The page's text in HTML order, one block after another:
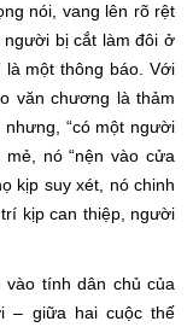
nói, vang lên rõ rệt
người bị cắt làm đôi ở
là một thông báo. Với
văn chương là thảm
“có một người
nó “nện vào cửa
kịp suy xét, nó chinh
kịp can thiệp, người
tính dân chủ của
– giữa hai cuộc thế